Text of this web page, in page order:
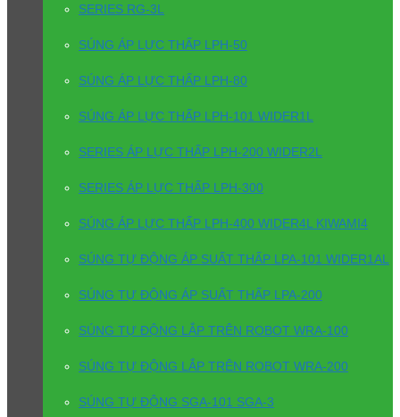
SERIES RG-3L
SÚNG ÁP LỰC THẤP LPH-50
SÚNG ÁP LỰC THẤP LPH-80
SÚNG ÁP LỰC THẤP LPH-101 WIDER1L
SERIES ÁP LỰC THẤP LPH-200 WIDER2L
SERIES ÁP LỰC THẤP LPH-300
SÚNG ÁP LỰC THẤP LPH-400 WIDER4L KIWAMI4
SÚNG TỰ ĐỘNG ÁP SUẤT THẤP LPA-101 WIDER1AL
SÚNG TỰ ĐỘNG ÁP SUẤT THẤP LPA-200
SÚNG TỰ ĐỘNG LẮP TRÊN ROBOT WRA-100
SÚNG TỰ ĐỘNG LẮP TRÊN ROBOT WRA-200
SÚNG TỰ ĐỘNG SGA-101 SGA-3